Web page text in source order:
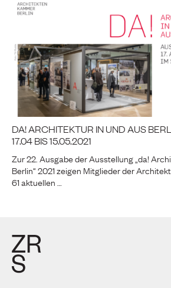
DA! ARCHITEKTUR IN UND AUS
17.04 BIS 15.05.2021
Zur 22. Ausgabe der Ausstellung „da!
Berlin“ 2021 zeigen Mitglieder der
61 aktuellen …